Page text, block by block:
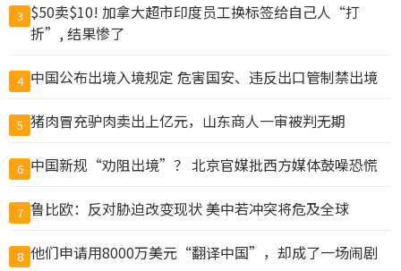
3 $50卖$10! 加拿大超市印度员工换标签给自己人“打
折”, 结果惨了
4 中国公布出境入境规定 危害国安、违反出口管制禁出境
5 猪肉冒充驴肉卖出上亿元，山东商人一审被判无期
6 中国新规“劝阻出境”？ 北京官媒批西方媒体鼓噪恐慌
7 鲁比欧：反对胁迫改变现状 美中若冲突将危及全球
8 他们申请用8000万美元“翻译中国”，却成了一场闹剧